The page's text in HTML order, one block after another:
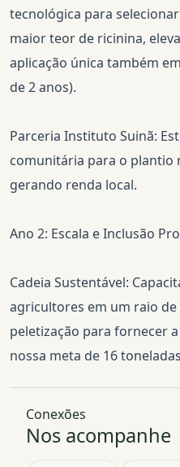
tecnológica para
maior teor de ricinina,
aplicação única também
de 2 anos).
Parceria Instituto Suinã:
comunitária para o plantio
gerando renda local.
Ano 2: Escala e Inclusão
Cadeia Sustentável:
agricultores em um raio
peletização para fornecer
nossa meta de 16
Conexões
Nos acompanhe